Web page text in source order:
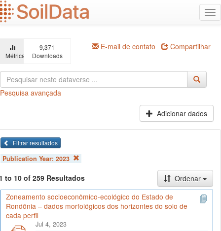
Ir
para
o
principal
Métricas
9,371
Downloads
E-mail de contato Compartilhar
Pesquisa avançada
Adicionar dados
Filtrar resultados
Publication Year: 2023
to 10 of 259 Resultados
Ordenar
Zoneamento socioeconômico-ecológico do Estado de
Rondônia – dados morfológicos dos horizontes do solo de
cada perfil
Jul 4, 2023